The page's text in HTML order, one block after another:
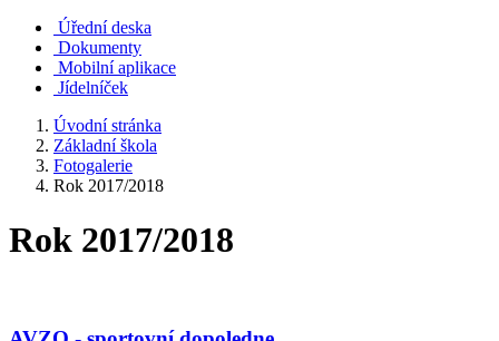
Úřední deska
Dokumenty
Mobilní aplikace
Jídelníček
Úvodní stránka
Základní škola
Fotogalerie
Rok 2017/2018
Rok 2017/2018